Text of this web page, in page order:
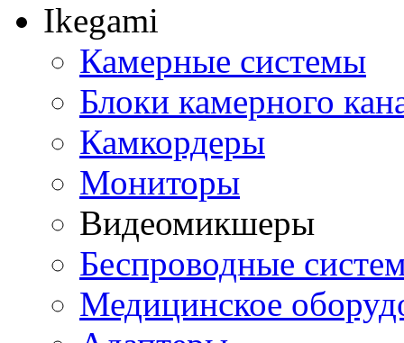
Ikegami
Камерные системы
Блоки камерного
Камкордеры
Мониторы
Видеомикшеры
Беспроводные
Медицинское